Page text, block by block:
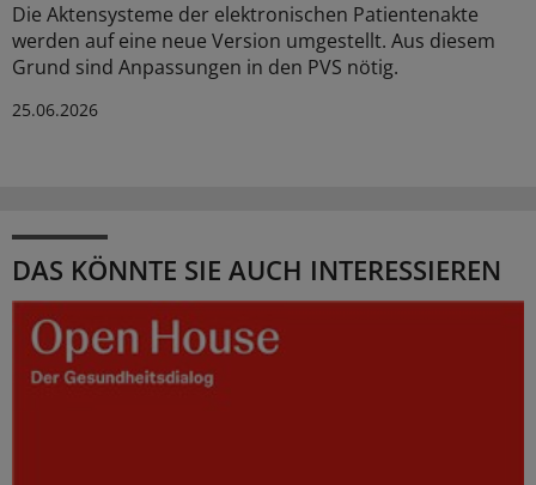
Die Aktensysteme der elektronischen Patientenakte
werden auf eine neue Version umgestellt. Aus diesem
Grund sind Anpassungen in den PVS nötig.
25.06.2026
DAS KÖNNTE SIE AUCH INTERESSIEREN